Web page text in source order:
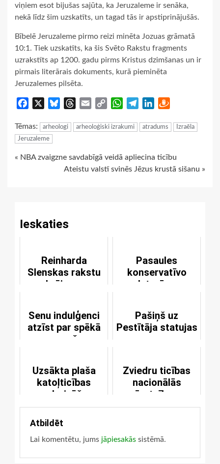
viņiem esot bijušas sajūta, ka Jeruzaleme ir senāka,
nekā līdz šim uzskatīts, un tagad tās ir apstiprinājušās.
Bībelē Jeruzaleme pirmo reizi minēta Jozuas grāmatā
10:1. Tiek uzskatīts, ka šis Svēto Rakstu fragments
uzrakstīts ap 1200. gadu pirms Kristus dzimšanas un ir
pirmais literārais dokuments, kurā pieminēta
Jeruzalemes pilsēta.
Facebook BlueskyThreads
Email
Copy
WhatsApp
TelegramLinkedIn
Tēmas: arheologi arheoloģiski izrakumi atradums
Izraēla
Jeruzaleme
Continue
« NBA zvaigzne savdabīgā veidā apliecina ticību
Ateistu valstī svinēs Jēzus krustā sišanu »
Ieskaties
Reinharda
Slenskas rakstu
krājums
Pasaules
konservatīvo
luterāņu
Senu indulģenci
atzīst par spēkā
neesošu
Pašiņš uz
Pestītāja statujas
Uzsākta plaša
katoļticības
popularizēšana
Zviedru ticības
nacionālās
īpatnības
Atbildēt
Lai komentētu, jums jāpiesakās sistēmā.